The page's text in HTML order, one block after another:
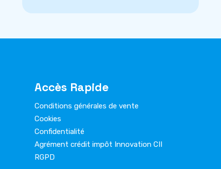
Accès Rapide
Conditions générales de vente
Cookies
Confidentialité
Agrément crédit impôt Innovation CII
RGPD